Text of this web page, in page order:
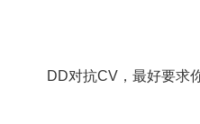
DD对抗CV，最好要求